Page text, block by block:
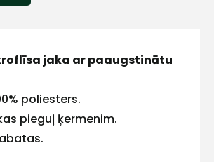
jaka ar paaugstinātu
poliesters.
pieguļ ķermenim.
E-pasts